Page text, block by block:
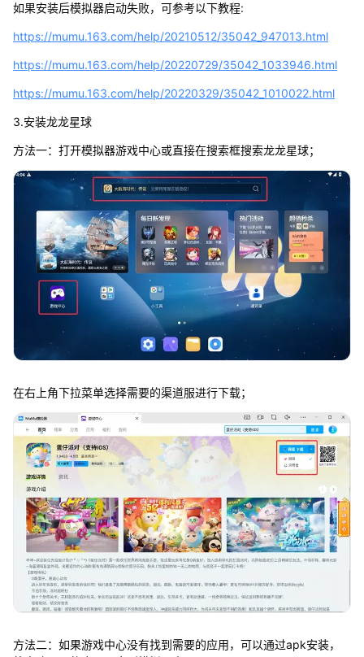
如果安装后模拟器启动失败，可参考以下教程:
https://mumu.163.com/help/20210512/35042_947013.html
https://mumu.163.com/help/20220729/35042_1033946.html
https://mumu.163.com/help/20220329/35042_1010022.html
3.安装龙龙星球
方法一：打开模拟器游戏中心或直接在搜索框搜索龙龙星球；
在右上角下拉菜单选择需要的渠道服进行下载；
方法二：如果游戏中心没有找到需要的应用，可以通过apk安装，